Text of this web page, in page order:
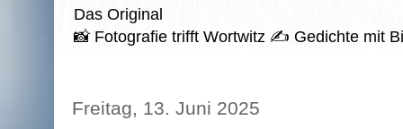
Das Original
📸 Fotografie trifft Wortwitz ✍️ Gedichte mit
Freitag, 13. Juni 2025